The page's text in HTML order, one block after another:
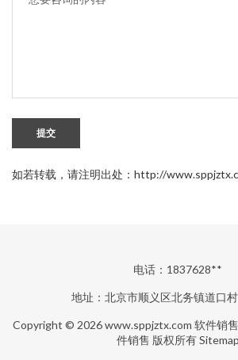
提交
如若转载，请注明出处：http://
电话：1837628**
地址：北京市顺义区北务镇道口
Copyright © 2026www.sppjztx.com 软件销售
件销售 版权所有Sitemap